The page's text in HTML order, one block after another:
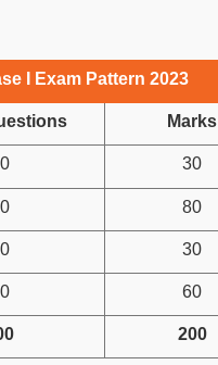
I Exam Pattern 2023
Marks
30
80
30
60
200